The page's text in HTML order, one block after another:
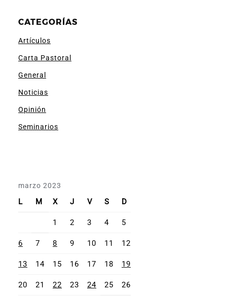
CATEGORÍAS
Artículos
Carta Pastoral
General
Noticias
Opinión
Seminarios
marzo 2023
L M X J V S D
1 2 3 4 5
6 7 8 9 10 11 12
13 14 15 16 17 18 19
20 21 22 23 24 25 26